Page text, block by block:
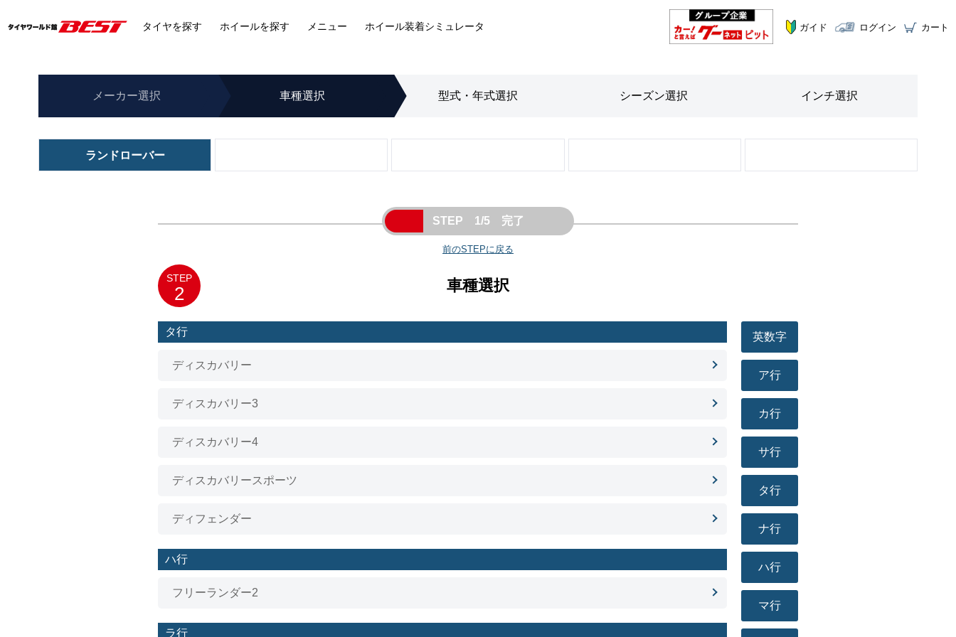
タイヤを探す ホイールを探す メニュー ホイール装着シミュレータ ガイド ログイン カート
メーカー選択 車種選択 型式・年式選択 シーズン選択 インチ選択
ランドローバー
STEP 1/5 完了
前のSTEPに戻る
STEP
2 車種選択
英数字
ア行
カ行
サ行
タ行
ナ行
ハ行
マ行
タ行
ディスカバリー
ディスカバリー3
ディスカバリー4
ディスカバリースポーツ
ディフェンダー
ハ行
フリーランダー2
ラ行